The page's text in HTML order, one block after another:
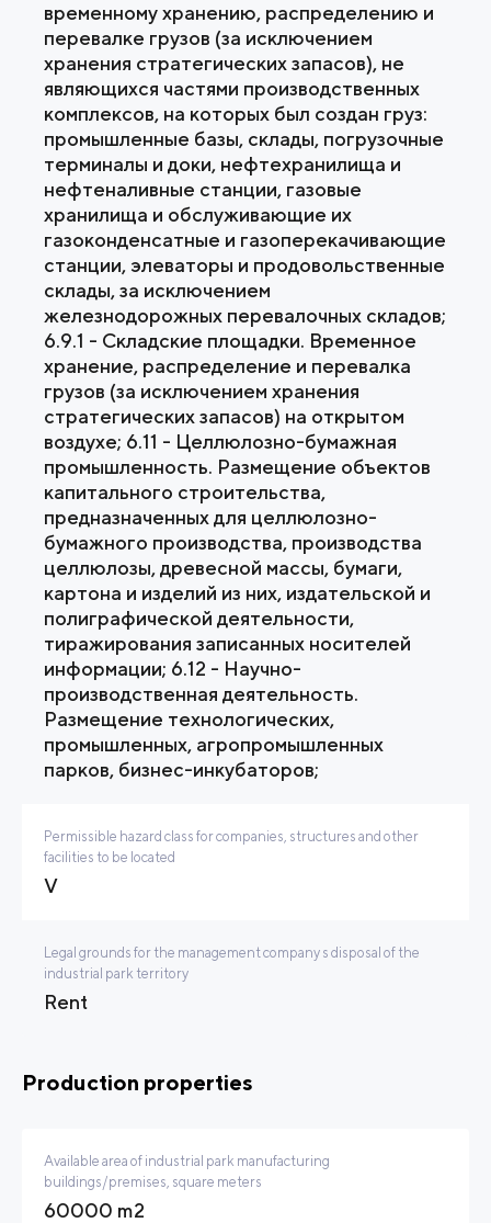
временному хранению, распределению и
перевалке грузов (за исключением
хранения стратегических запасов), не
являющихся частями производственных
комплексов, на которых был создан груз:
промышленные базы, склады, погрузочные
терминалы и доки, нефтехранилища и
нефтеналивные станции, газовые
хранилища и обслуживающие их
газоконденсатные и газоперекачивающие
станции, элеваторы и продовольственные
склады, за исключением
железнодорожных перевалочных складов;
6.9.1 - Складские площадки. Временное
хранение, распределение и перевалка
грузов (за исключением хранения
стратегических запасов) на открытом
воздухе; 6.11 - Целлюлозно-бумажная
промышленность. Размещение объектов
капитального строительства,
предназначенных для целлюлозно-
бумажного производства, производства
целлюлозы, древесной массы, бумаги,
картона и изделий из них, издательской и
полиграфической деятельности,
тиражирования записанных носителей
информации; 6.12 - Научно-
производственная деятельность.
Размещение технологических,
промышленных, агропромышленных
парков, бизнес-инкубаторов;
Permissible hazard class for companies, structures and other
facilities to be located
V
Legal grounds for the management company s disposal of the
industrial park territory
Rent
Production properties
Available area of industrial park manufacturing
buildings/premises, square meters
60000 m2